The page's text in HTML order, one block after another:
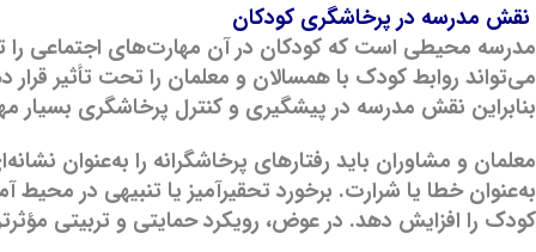
نقش مدرسه در پرخاشگری کودکان
مدرسه محیطی است که کودکان در آن مهارت‌های اجتماعی را
می‌تواند روابط کودک با همسالان و معلمان را تحت تأثیر
بنابراین نقش مدرسه در پیشگیری و کنترل پرخاشگری بسیار
معلمان و مشاوران باید رفتارهای پرخاشگرانه را به‌عنوان
به‌عنوان خطا یا شرارت. برخورد تحقیرآمیز یا تنبیهی در
کودک را افزایش دهد. در عوض، رویکرد حمایتی و تربیتی